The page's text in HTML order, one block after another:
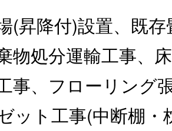
(昇降付)設置、既
物処分運輸工事、
事、フローリング
ット工事(中断棚